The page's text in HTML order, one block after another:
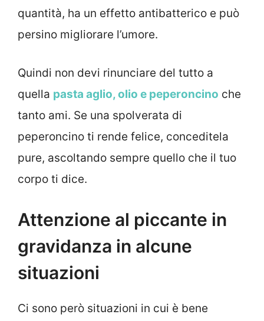
quantità, ha un effetto antibatterico e può
persino migliorare l’umore.
Quindi non devi rinunciare del tutto a
quella pasta aglio, olio e peperoncino che
tanto ami. Se una spolverata di
peperoncino ti rende felice, conceditela
pure, ascoltando sempre quello che il tuo
corpo ti dice.
Attenzione al piccante in
gravidanza in alcune
situazioni
Ci sono però situazioni in cui è bene